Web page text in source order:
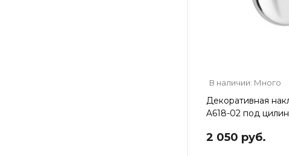
В наличии: Много
Декоративная
A618-02 под
2 050 руб.